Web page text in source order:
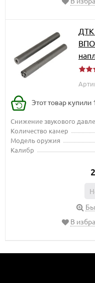
ДТК
ВПО
Этот товар купили
Снижение звукового
Количество камер
Модель оружия
Калибр
В